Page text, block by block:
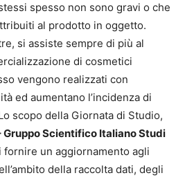
spesso non sono gravi o che
al prodotto in oggetto.
si assiste sempre di più al
di cosmetici
vengono realizzati con
ed aumentano l’incidenza di
scopo della Giornata di Studio,
Gruppo Scientifico Italiano Studi
un aggiornamento agli
della raccolta dati, degli